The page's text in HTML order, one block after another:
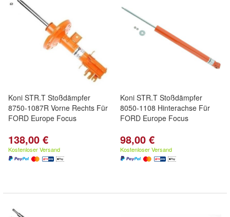
Koni STR.T Stoßdämpfer
8750-1087R Vorne Rechts Für
FORD Europe Focus
138,00 €
Kostenloser Versand
Koni STR.T Stoßdämpfer
8050-1108 Hinterachse Für
FORD Europe Focus
98,00 €
Kostenloser Versand